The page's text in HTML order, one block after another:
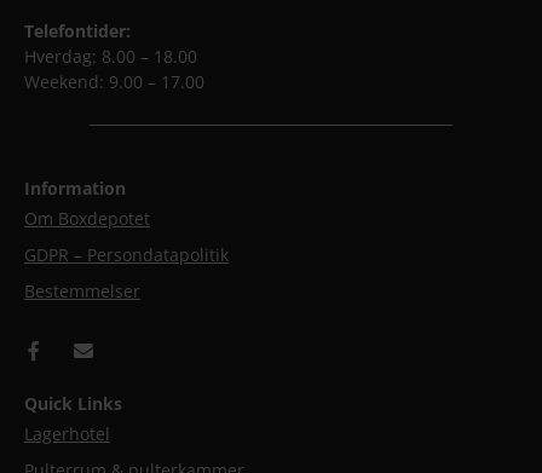
Telefontider:
Hverdag: 8.00 – 18.00
Weekend: 9.00 – 17.00
Information
Om Boxdepotet
GDPR – Persondatapolitik
Bestemmelser
Quick Links
Lagerhotel